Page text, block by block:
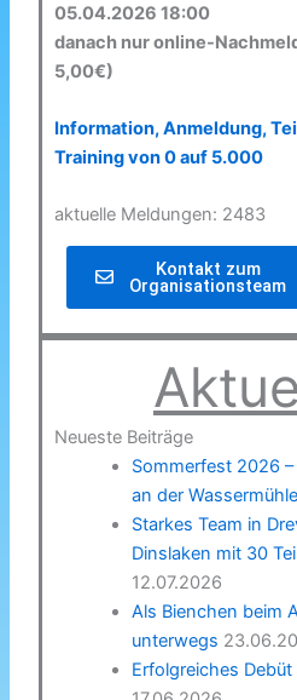
05.04.2026 18:00
danach nur online-
5,00€)
Information, Anmeldung,
Training von 0 auf 5.000
aktuelle Meldungen: 2483
Kontakt zum
Organisationsteam
Neueste Beiträge
Sommerfest 2026
an der Wassermühle
Starkes Team in
Dinslaken mit 30
12.07.2026
Als Bienchen beim
unterwegs
Erfolgreiches